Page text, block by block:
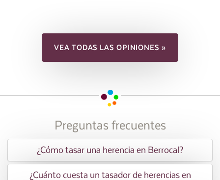
VEA TODAS LAS OPINIONES »
Preguntas frecuentes
¿Cómo tasar una herencia en Berrocal?
¿Cuánto cuesta un tasador de herencias en